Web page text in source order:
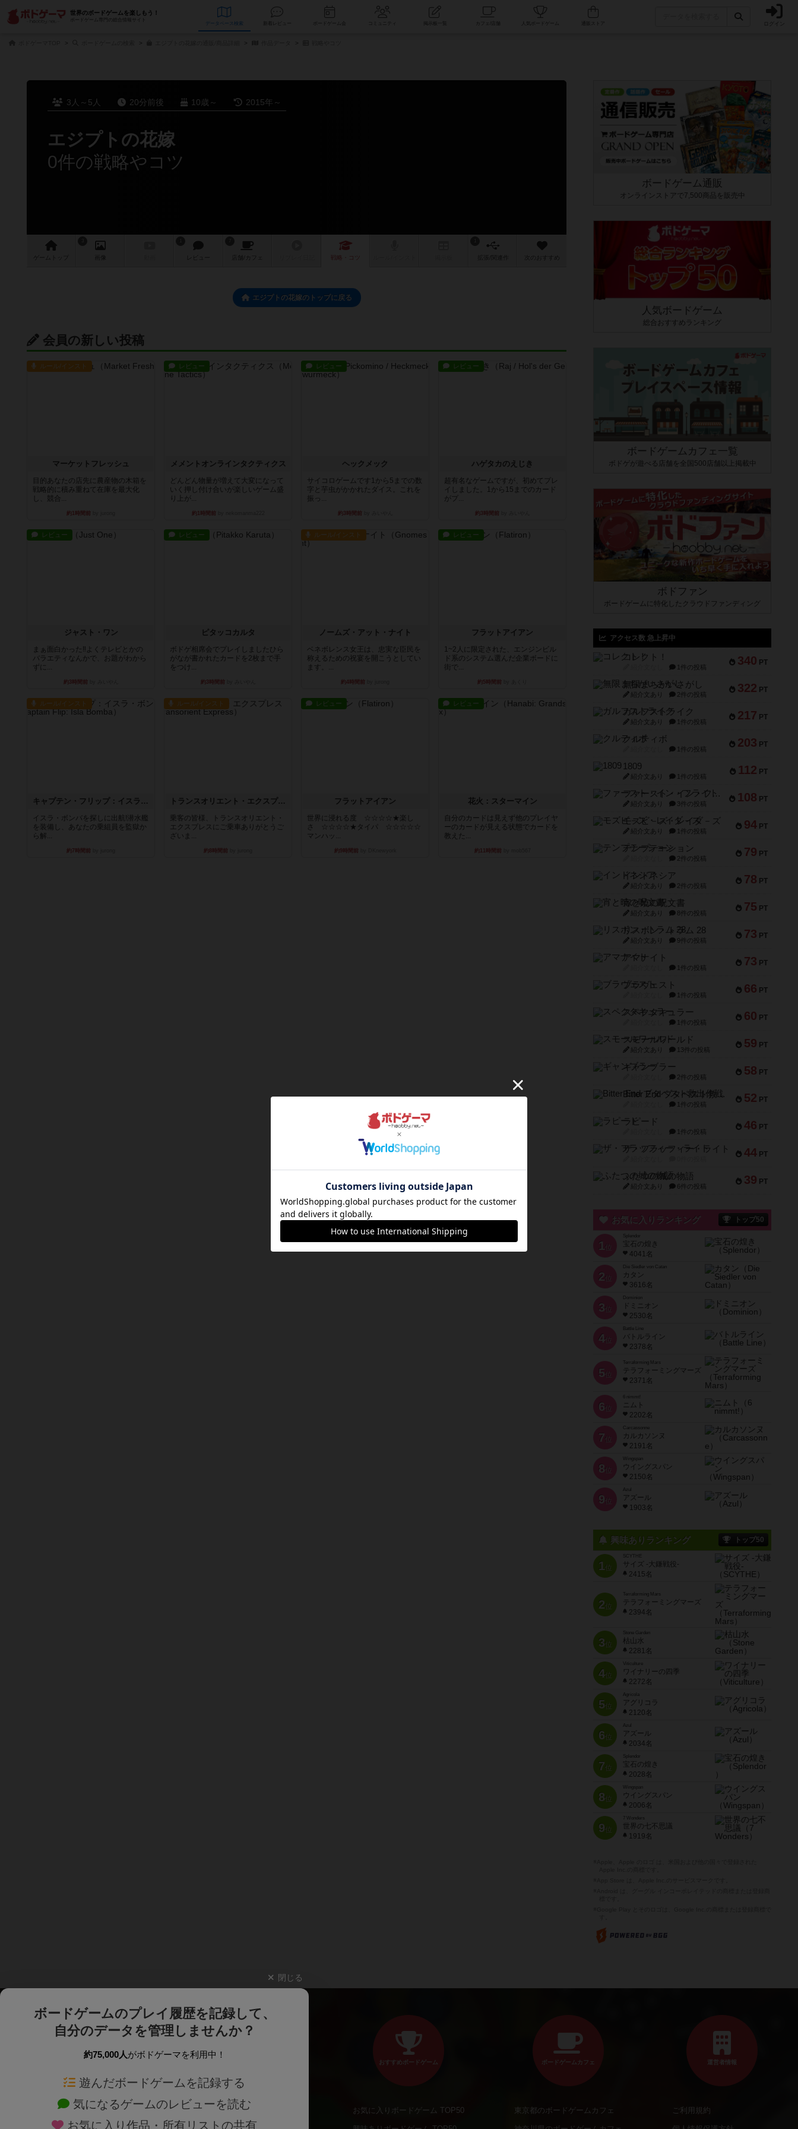
世界のボードゲームを楽しもう！
ボードゲーム専門の総合情報サイト
データベース コミュニティ 人気ボードゲーム ログイン
3人～5人 20分前後 10歳～ 2015年～
エジプトの花嫁
0件の戦略やコツ
ゲーム 画像 レビュー 店舗/ カフェ 戦略 ・コツ 作 次のおすすめ
エジプトの花嫁のトップに戻る
会員の新しい投稿
ルール/インスト
マーケットフレッシュ
目的あなたの店先に農産物の木箱を
戦略的に積み重ねて在庫を最大化
し、競合...
約1時間前
レビュー
メメントオンラインタクティクス
どんどん物量が増えて大変になって
いく押し付け合いが楽しいゲーム盛
り上が...
約1時間前
レビュー
ヘックメック
サイコロゲームです1から5までの数
字と芋虫がかかれたダイス。これを
振っ...
約3時間前
レビュー
ハゲタカのえじき
超有名なゲームですが、初めてプレ
イしました。1から15までのカード
がプ...
約3時間前
レビュー
ジャスト・ワン
まぁ面白かった‼️よくテレビとかの
バラエティなんかで、お題がわから
ずに...
約3時間前
レビュー
ピタッコカルタ
ボドゲ相席会でプレイしましたひら
がなが書かれたカードを2枚まで手
をつけ...
約3時間前
ルール/インスト
ノームズ・アット・ナイト
ベネボレンス女王は、忠実な臣民を
称えるための祝宴を開こうとしてい
ます。...
約4時間前
レビュー
フラットアイアン
1~2人に限定された、エンジンビル
ド系のシステム選んだ企業ボードに
街で...
約5時間前
ルール/インスト
キャプテン・フリップ：イスラ・ボンバ
イスラ・ボンバを探しに出航!潜水艦
を装備し、あなたの乗組員を監獄か
ら解...
約7時間前
ルール/インスト
トランスオリエント・エクスプレス
乗客の皆様、トランスオリエント・
エクスプレスにご乗車ありがとうご
ざいま...
約8時間前
レビュー
フラットアイアン
世界に浸れる度 ☆☆☆☆★楽し
さ ☆☆☆☆★タイパ ☆☆☆☆☆
マンハッ...
約9時間前
レビュー
花火：スターマイン
自分のカードは見えず他のプレイヤ
ーのカードが見える状態でカードを
教えた...
約11時間前
ボードゲーム通販
オンラインストアで7,500商品を販売中
人気ボードゲーム
総合おすすめランキング
ボードゲームカフェ一覧
ボドゲが遊べる店舗を全国500店舗以上掲載中
ボドファン
ボードゲームに特化したクラウドファンディング
アクセス数 急上昇中
340 PT
コレクト！
1件の投稿
322 PT
無限まちがいさがし
紹介文あり 2件の投稿
217 PT
ガルフストライク
紹介文あり 1件の投稿
203 PT
クルティボ
1件の投稿
112 PT
1809
紹介文あり 1件の投稿
108 PT
ファースト・イン・フライト
紹介文あり 3件の投稿
94 PT
モズビ－ズ・レイダ－ズ
紹介文あり 1件の投稿
79 PT
テンプテーション
2件の投稿
78 PT
インドネシア
紹介文あり 2件の投稿
75 PT
宵と暁の呪文書
紹介文あり 8件の投稿
73 PT
リスボン・トラム 28
紹介文あり 9件の投稿
73 PT
アマナイト
1件の投稿
66 PT
ブラヴェスト
1件の投稿
60 PT
スペクタキュラー
1件の投稿
59 PT
スモールワールド
紹介文あり 13件の投稿
58 PT
ギャンブラー
2件の投稿
52 PT
Bitter End ブタペスト救出作戦
1件の投稿
46 PT
ラピード
1件の投稿
44 PT
ザ・フラッフィー・ライト
39 PT
ふたつの城の物語
紹介文あり 6件の投稿
お気に入りランキング トップ50
1 位
宝石の煌き
4041名
2 位
Die Siedler von Catan
カタン
3616名
3 位
ドミニオン
2530名
4位
Battle Line
バトルライン
2378名
5 位
Terraforming Mars
テラフォーミングマーズ
2371名
6 位
ニムト
2202名
7 位
Carcassonne
カルカソンヌ
2191名
8 位
Wingspan
ウイングスパン
2150名
9 位
Azul
アズール
1903名
興味ありランキング トップ50
1位
SCYTHE
サイズ -大鎌戦役-
2415名
2位
Terraforming Mars
テラフォーミングマーズ
2394名
3位
Stone Garden
枯山水
2281名
4位
Viticulture
ワイナリーの四季
2272名
5位
Agricola
アグリコラ
2120名
6位
Azul
アズール
2034名
7位
宝石の煌き
2028名
8位
Wingspan
ウイングスパン
2006名
9位
7 Wonders
世界の七不思議
1919名
閉じる
ボードゲームのプレイ履歴を記録して、
自分のデータを管理しませんか？
約75,000人がボドゲーマを利用中！
遊んだボードゲームを記録する
気になるゲームのレビューを読む
お気に入り作品・所有リストの共有
ボードゲームを検索する 新作・再入荷情報
おすすめボードゲーム
お気に入りボードゲーム TOP50
ボードゲームカフェ
東京都のボードゲームカフェ
運営者情報
ご利用規約